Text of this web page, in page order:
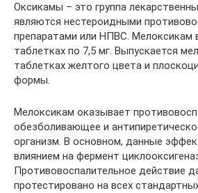
Оксикамы – это группа
являются нестероидными
препаратами или НПВС. Мелоксикам
таблетках по 7,5 мг. Выпускается
таблетках желтого цвета и
формы.
Мелоксикам оказывает
обезболивающее и
организм. В основном, данные
влиянием на фермент
Противовоспалительное действие
протестировано на всех